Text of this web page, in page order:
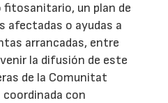
un plan de
afectadas o ayudas a
arrancadas, entre
la difusión de este
de la Comunitat
con